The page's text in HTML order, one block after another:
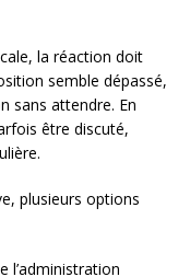
la réaction doit
semble dépassé,
sans attendre. En
être discuté,
plusieurs options
l’administration